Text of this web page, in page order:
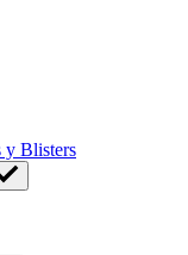
y Blisters